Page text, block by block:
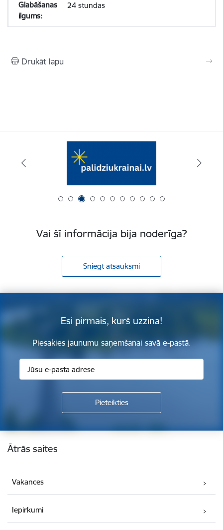
24 stundas
Drukāt lapu
Vai šī informācija bija noderīga?
Sniegt atsauksmi
Esi pirmais, kurš uzzina!
Piesakies jaunumu saņemšanai savā e-pastā.
Kājene
Ātrās saites
Vakances
Iepirkumi